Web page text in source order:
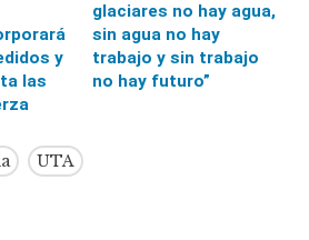
y
las
glaciares no hay agua,
sin agua no hay
trabajo y sin trabajo
no hay futuro”
UTA